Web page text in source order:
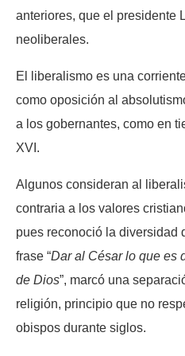
anteriores, que el presidente
neoliberales.
El liberalismo es una
como oposición al
a los gobernantes, como en
XVI.
Algunos consideran al
contraria a los valores
pues reconoció la diversidad
frase “Dar al César lo que es
de Dios”, marcó una
religión, principio que no
obispos durante siglos.